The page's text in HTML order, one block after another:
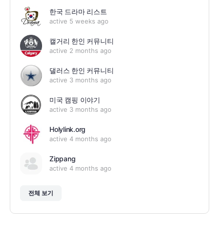
한국 드라마 리스트
active 5 weeks ago
캘거리 한인 커뮤니티
active 2 months ago
댈러스 한인 커뮤니티
active 3 months ago
미국 캠핑 이야기
active 3 months ago
Holylink.org
active 4 months ago
Zippang
active 4 months ago
전체 보기